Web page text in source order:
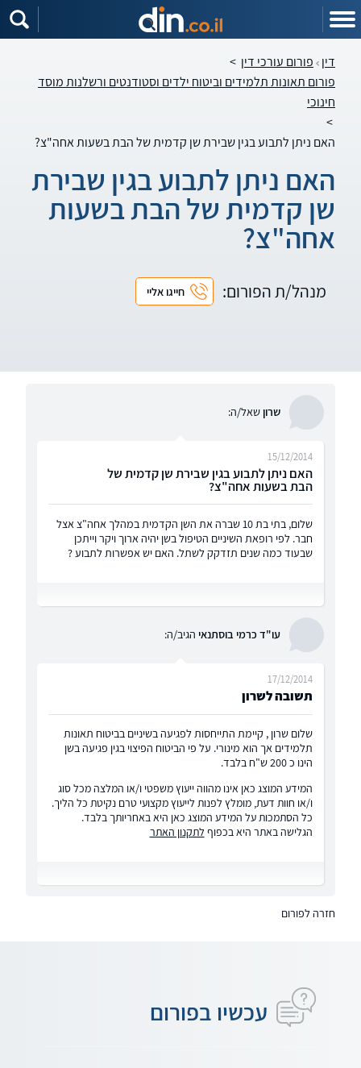
דין פורום עורכי דין >
פורום תאונות תלמידים וביטוח ילדים וסטודנטים ורשלנות מוסד
חינוכי
>
האם ניתן לתבוע בגין שבירת שן קדמית של הבת בשעות אחה"צ?
האם ניתן לתבוע בגין שבירת
שן קדמית של הבת בשעות
אחה"צ?
מנהל/ת הפורום: חייגו אליי
שרוןשאל/ה:
האם ניתן לתבוע בגין שבירת שן קדמית של
הבת בשעות אחה"צ?
15/12/2014
שלום, בתי בת 10 שברה את השן הקדמית במהלך אחה"צ אצל
חבר. לפי רופאת השיניים הטיפול בשן יהיה ארוך ויקר וייתכן
שבעוד כמה שנים תזדקק לשתל. האם יש אפשרות לתבוע ?
עו"ד כרמי בוסתנאי הגיב/ה:
תשובה לשרון
17/12/2014
שלום שרון , קיימת התייחסות לפגיעה בשיניים בביטוח תאונות
תלמידים אך הוא מינורי. על פי הביטוח הפיצוי בגין פגיעה בשן
הינו כ 200 ש"ח בלבד.
המידע המוצג כאן אינו מהווה ייעוץ משפטי ו/או המלצה מכל סוג
ו/או חוות דעת, מומלץ לפנות לייעוץ מקצועי טרם נקיטת כל הליך.
כל הסתמכות על המידע המוצג כאן היא באחריותך בלבד.
הגלישה באתר היא בכפוף לתקנון האתר
חזרה לפורום
עכשיו בפורום